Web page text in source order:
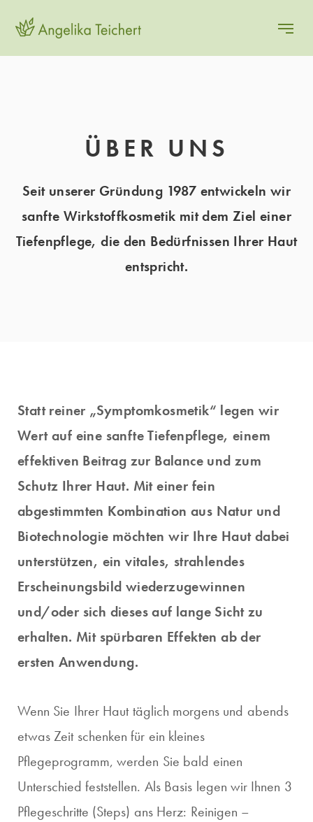
ÜBER UNS
Seit unserer Gründung 1987 entwickeln wir
sanfte Wirkstoffkosmetik mit dem Ziel einer
Tiefenpflege, die den Bedürfnissen Ihrer Haut
entspricht.
Statt reiner „Symptomkosmetik“ legen wir
Wert auf eine sanfte Tiefenpflege, einem
effektiven Beitrag zur Balance und zum
Schutz Ihrer Haut. Mit einer fein
abgestimmten Kombination aus Natur und
Biotechnologie möchten wir Ihre Haut dabei
unterstützen, ein vitales, strahlendes
Erscheinungsbild wiederzugewinnen
und/oder sich dieses auf lange Sicht zu
erhalten. Mit spürbaren Effekten ab der
ersten Anwendung.
Wenn Sie Ihrer Haut täglich morgens und abends
etwas Zeit schenken für ein kleines
Pflegeprogramm, werden Sie bald einen
Unterschied feststellen. Als Basis legen wir Ihnen 3
Pflegeschritte (Steps) ans Herz: Reinigen –